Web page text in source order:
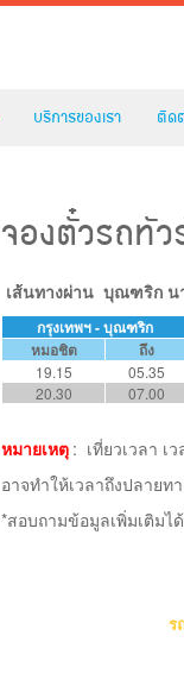
บริการของเรา ติด
จองตั๋วรถทั
เส้นทางผ่าน บุณฑริก น
กรุงเทพฯ - บุณฑริก
หมอชิต
ถึง
19.15 05.35
20.30
07.00
หมายเหตุ : เที่ยวเวลา
อาจทำให้เวลาถึงปลายท
*สอบถามข้อมูลเพิ่มเติมไ
ร